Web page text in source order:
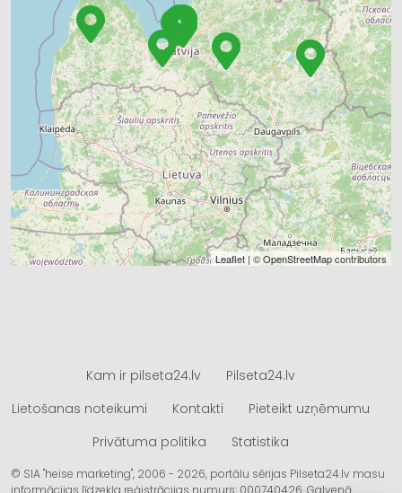
Leaflet | ©OpenStreetMapcontributors
Kam ir pilseta24.lv
Pilseta24.lv
Lietošanas noteikumi
Kontakti
Pieteikt uzņēmumu
Privātuma politika
Statistika
© SIA "heise marketing", 2006 - 2026, portālu sērijas Pilseta24.lv masu
informācijas līdzekļa reģistrācijas numurs: 000740426. Galvenā